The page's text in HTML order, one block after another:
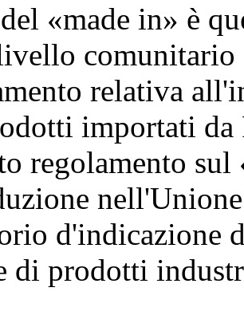
«made in» è
comunitario
relativa
importati da
regolamento
d'indicazione
di prodotti